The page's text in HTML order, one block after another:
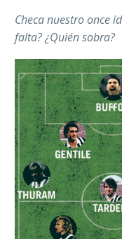
Checa nuestro once
falta? ¿Quién sobra?